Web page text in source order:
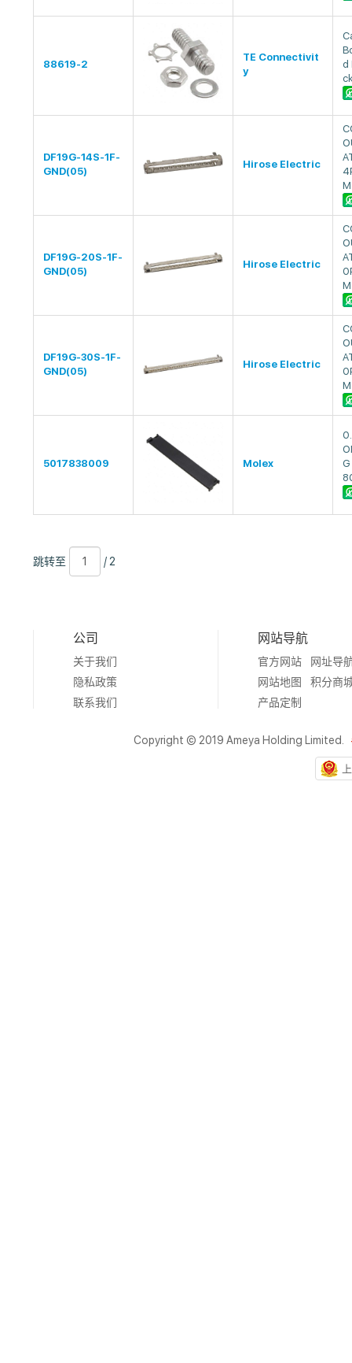
88619-2
TE Connectivit
y
d
DF19G-14S-1F-
GND(05)
Hirose Electric
M
DF19G-20S-1F-
GND(05)
Hirose Electric
M
DF19G-30S-1F-
GND(05)
Hirose Electric
M
5017838009 Molex
G
跳
转
跳转至
2
/ 2
公司
关于我们
隐私政策
联系我们
网站导航
官方网站
网址导
网站地图
积分商
产品定制
Copyright © 2019 Ameya Holding Limited.